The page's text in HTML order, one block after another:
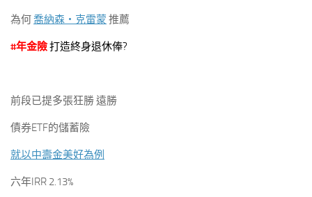
為何喬納森‧克雷蒙 推薦
#年金險打造終身退休俸?
前段已提多張狂勝 遠勝
債券ETF的儲蓄險
就以中壽金美好為例
六年IRR 2.13%